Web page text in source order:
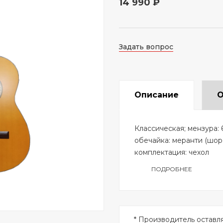
14 990 ₽
Задать вопрос
Описание
Классическая;
обечайка: меранти
комплектация: чехол
ПОДРОБНЕЕ
* Производитель